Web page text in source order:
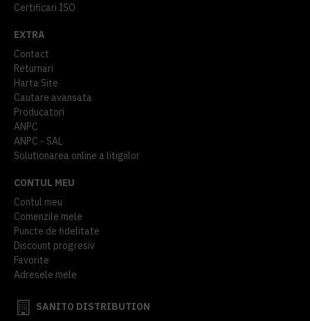
Certificari ISO
EXTRA
Contact
Returnari
Harta Site
Cautare avansata
Producatori
ANPC
ANPC - SAL
Solutionarea online a litigiilor
CONTUL MEU
Contul meu
Comenzile mele
Puncte de fidelitate
Discount progresiv
Favorite
Adresele mele
SANITO DISTRIBUTION